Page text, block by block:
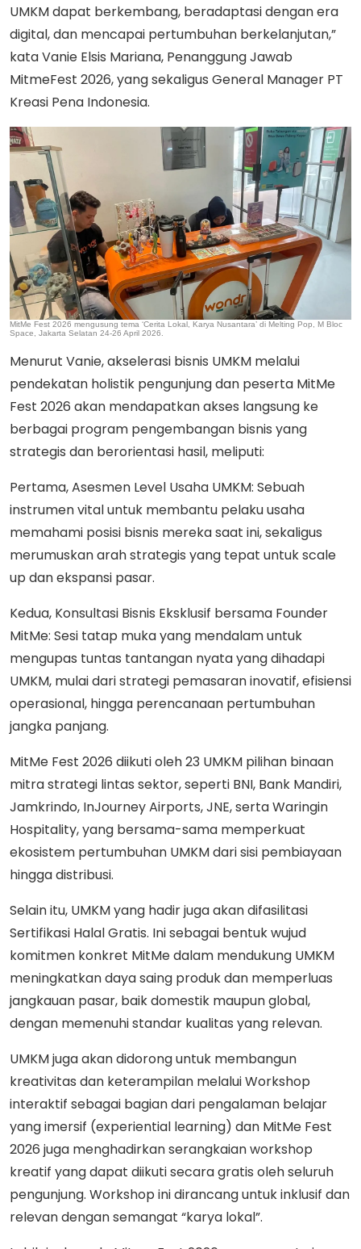
UMKM dapat berkembang, beradaptasi dengan era
digital, dan mencapai pertumbuhan berkelanjutan,”
kata Vanie Elsis Mariana, Penanggung Jawab
MitmeFest 2026, yang sekaligus General Manager PT
Kreasi Pena Indonesia.
MitMe Fest 2026 mengusung tema ‘Cerita Lokal, Karya Nusantara’ di Melting Pop, M Bloc
Space, Jakarta Selatan 24-26 April 2026.
Menurut Vanie, akselerasi bisnis UMKM melalui
pendekatan holistik pengunjung dan peserta MitMe
Fest 2026 akan mendapatkan akses langsung ke
berbagai program pengembangan bisnis yang
strategis dan berorientasi hasil, meliputi:
Pertama, Asesmen Level Usaha UMKM: Sebuah
instrumen vital untuk membantu pelaku usaha
memahami posisi bisnis mereka saat ini, sekaligus
merumuskan arah strategis yang tepat untuk scale
up dan ekspansi pasar.
Kedua, Konsultasi Bisnis Eksklusif bersama Founder
MitMe: Sesi tatap muka yang mendalam untuk
mengupas tuntas tantangan nyata yang dihadapi
UMKM, mulai dari strategi pemasaran inovatif, efisiensi
operasional, hingga perencanaan pertumbuhan
jangka panjang.
MitMe Fest 2026 diikuti oleh 23 UMKM pilihan binaan
mitra strategi lintas sektor, seperti BNI, Bank Mandiri,
Jamkrindo, InJourney Airports, JNE, serta Waringin
Hospitality, yang bersama-sama memperkuat
ekosistem pertumbuhan UMKM dari sisi pembiayaan
hingga distribusi.
Selain itu, UMKM yang hadir juga akan difasilitasi
Sertifikasi Halal Gratis. Ini sebagai bentuk wujud
komitmen konkret MitMe dalam mendukung UMKM
meningkatkan daya saing produk dan memperluas
jangkauan pasar, baik domestik maupun global,
dengan memenuhi standar kualitas yang relevan.
UMKM juga akan didorong untuk membangun
kreativitas dan keterampilan melalui Workshop
interaktif sebagai bagian dari pengalaman belajar
yang imersif (experiential learning) dan MitMe Fest
2026 juga menghadirkan serangkaian workshop
kreatif yang dapat diikuti secara gratis oleh seluruh
pengunjung. Workshop ini dirancang untuk inklusif dan
relevan dengan semangat “karya lokal”.